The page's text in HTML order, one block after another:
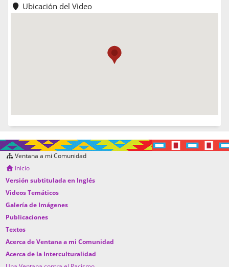
Ubicación del Video
Ventana a mi Comunidad
Inicio
Versión subtitulada en Inglés
Videos Temáticos
Galería de Imágenes
Publicaciones
Textos
Acerca de Ventana a mi Comunidad
Acerca de la Interculturalidad